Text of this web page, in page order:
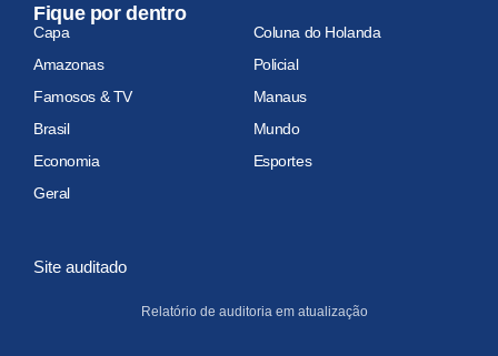
Fique por dentro
Capa
Coluna do Holanda
Amazonas
Policial
Famosos & TV
Manaus
Brasil
Mundo
Economia
Esportes
Geral
Site auditado
Relatório de auditoria em atualização